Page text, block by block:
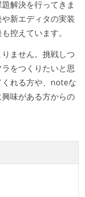
クを義務づけてい
ョン開発を実践
ング、またはそれ
っている
人日など）ではな
の意見を調整する
解決を行ってきま
新エディタの実装
控えています。
ません。挑戦しつ
をつくりたいと思
れる方や、noteな
味がある方からの